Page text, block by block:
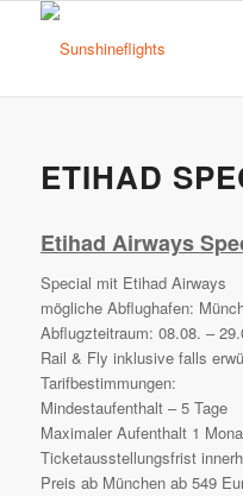
ETIHAD
Etihad Airways
Special mit Etihad Airways
mögliche Abflughafen:
Abflugzteitraum: 08.08. –
Rail & Fly inklusive falls
Tarifbestimmungen:
Mindestaufenthalt – 5 Tage
Maximaler Aufenthalt 1
Ticketausstellungsfrist
Preis ab München ab 549